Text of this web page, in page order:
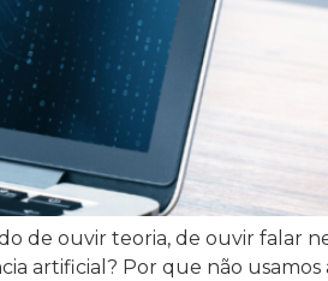
de ouvir teoria, de ouvir falar
artificial? Por que não usamos